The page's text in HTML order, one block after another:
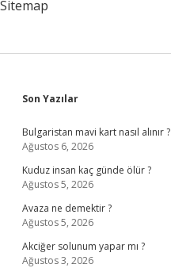
Sitemap
Sidebar
Son Yazılar
Bulgaristan mavi kart nasıl alınır ?
Ağustos 6, 2026
Kuduz insan kaç günde ölür ?
Ağustos 5, 2026
Avaza ne demektir ?
Ağustos 5, 2026
Akciğer solunum yapar mı ?
Ağustos 3, 2026